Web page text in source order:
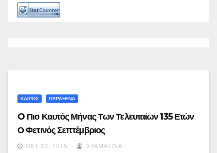
ΚΑΙΡΟΣ ΠΑΡΑΞΕΝΑ
O Πιο Καυτός Μήνας Των Τελευταίων 135 Ετών
Ο Φετινός Σεπτέμβριος
ΟΚΤ 22, 2015 ΣΤΑΜΑΤΊΝΑ